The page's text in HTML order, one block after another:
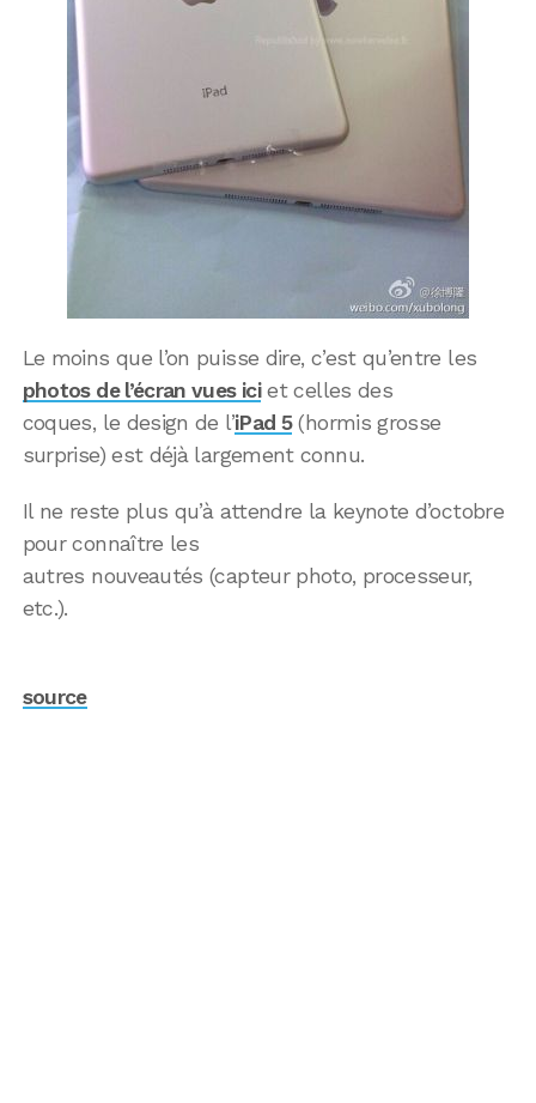
Le moins que l’on puisse dire, c’est qu’entre les
photos de l’écran vues iciet celles des
coques, le design de l’iPad 5(hormis grosse
surprise) est déjà largement connu.
Il ne reste plus qu’à attendre la keynote d’octobre
pour connaître les
autres nouveautés (capteur photo, processeur,
etc.).
source